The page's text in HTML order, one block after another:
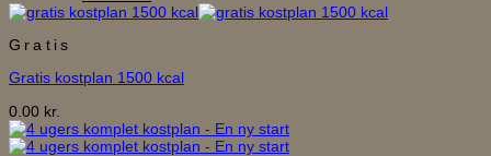
oprindeligeaktuelle
Gratis
Gratis kostplan 1500 kcal
0.00 kr.